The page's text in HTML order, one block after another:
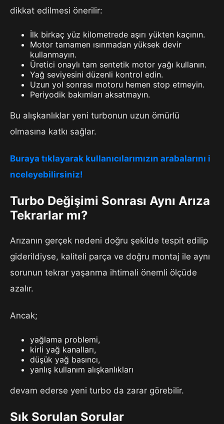
dikkat edilmesi önerilir:
İlk birkaç yüz kilometrede aşırı yükten kaçının.
Motor tamamen ısınmadan yüksek devir
kullanmayın.
Üretici onaylı tam sentetik motor yağı kullanın.
Yağ seviyesini düzenli kontrol edin.
Uzun yol sonrası motoru hemen stop etmeyin.
Periyodik bakımları aksatmayın.
Bu alışkanlıklar yeni turbonun uzun ömürlü
olmasına katkı sağlar.
Buraya tıklayarak kullanıcılarımızın arabalarını i
nceleyebilirsiniz!
Turbo Değişimi Sonrası Aynı Arıza
Tekrarlar mı?
Arızanın gerçek nedeni doğru şekilde tespit edilip
giderildiyse, kaliteli parça ve doğru montaj ile aynı
sorunun tekrar yaşanma ihtimali önemli ölçüde
azalır.
Ancak;
yağlama problemi,
kirli yağ kanalları,
düşük yağ basıncı,
yanlış kullanım alışkanlıkları
devam ederse yeni turbo da zarar görebilir.
Sık Sorulan Sorular